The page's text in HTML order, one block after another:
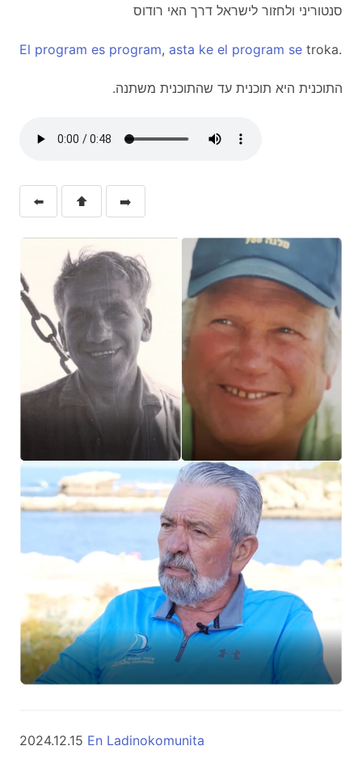
סנטוריני ולחזור לישראל דרך האי רודוס
El program es program, asta ke el program se troka.
.התוכנית היא תוכנית עד שהתוכנית משתנה
⬅️ ⬆️ ➡️
2024.12.15 En Ladinokomunita